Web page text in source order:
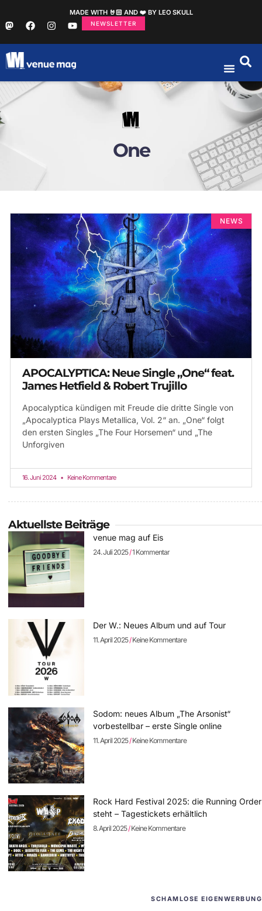
MADE WITH 🤘🏻 AND ❤️ BY LEO SKULL
NEWSLETTER
One
NEWS
APOCALYPTICA: Neue Single „One“ feat.
James Hetfield & Robert Trujillo
Apocalyptica kündigen mit Freude die dritte Single von
„Apocalyptica Plays Metallica, Vol. 2“ an. „One“ folgt
den ersten Singles „The Four Horsemen“ und „The
Unforgiven
16. Juni 2024 Keine Kommentare
Aktuellste Beiträge
venue mag auf Eis
24. Juli 2025 1 Kommentar
Der W.: Neues Album und auf Tour
11. April 2025 Keine Kommentare
Sodom: neues Album „The Arsonist“
vorbestellbar – erste Single online
11. April 2025 Keine Kommentare
Rock Hard Festival 2025: die Running Order
steht – Tagestickets erhältlich
8. April 2025 Keine Kommentare
SCHAMLOSE EIGENWERBUNG